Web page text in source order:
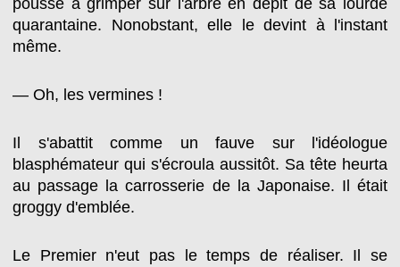
poussé à grimper sur l'arbre en dépit de sa lourde
quarantaine. Nonobstant, elle le devint à l'instant
même.
— Oh, les vermines !
Il s'abattit comme un fauve sur l'idéologue
blasphémateur qui s'écroula aussitôt. Sa tête heurta
au passage la carrosserie de la Japonaise. Il était
groggy d'emblée.
Le Premier n'eut pas le temps de réaliser. Il se